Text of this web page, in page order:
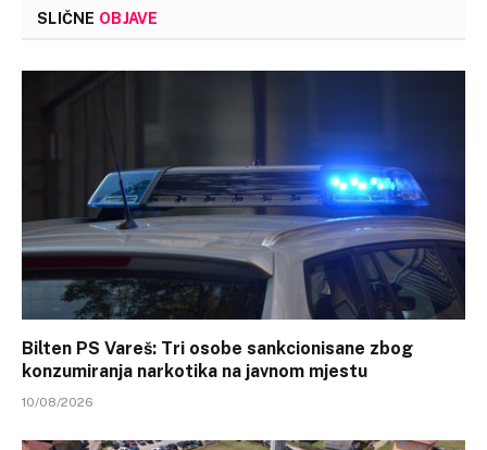
SLIČNE OBJAVE
Bilten PS Vareš: Tri osobe sankcionisane zbog
konzumiranja narkotika na javnom mjestu
10/08/2026